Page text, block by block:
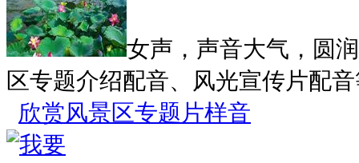
女声，声音大气，圆
区专题介绍配音、风光宣传片配
欣赏风景区专题片样音